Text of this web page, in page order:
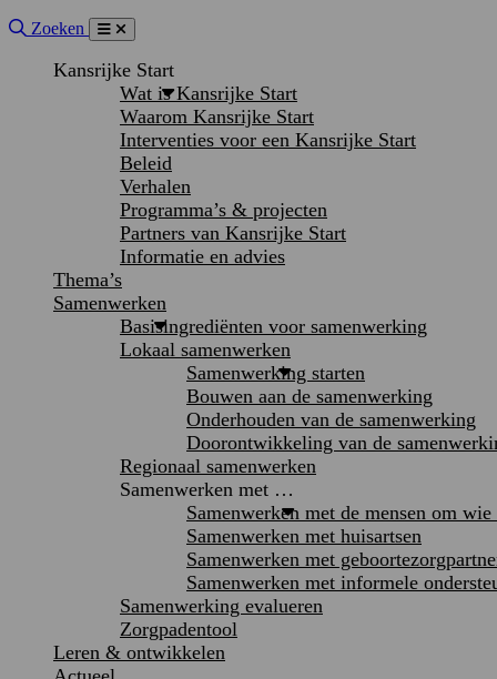
Site doorzoeken
Zoeken
Menu
Sluiten
Kansrijke Start
Wat is Kansrijke Start
Waarom Kansrijke Start
Interventies voor een Kansrijke Start
Beleid
Verhalen
Programma’s & projecten
Partners van Kansrijke Start
Informatie en advies
Thema’s
Samenwerken
Basisingrediënten voor samenwerking
Lokaal samenwerken
Samenwerking starten
Bouwen aan de samenwerking
Onderhouden van de samenwerking
Doorontwikkeling van de
Regionaal samenwerken
Samenwerken met …
Samenwerken met de mensen om wie
Samenwerken met huisartsen
Samenwerken met
Samenwerken met informele
Samenwerking evalueren
Zorgpadentool
Leren & ontwikkelen